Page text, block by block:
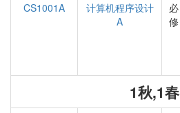
CS1001A
计算机程序设计
A
必
修
1秋,1春